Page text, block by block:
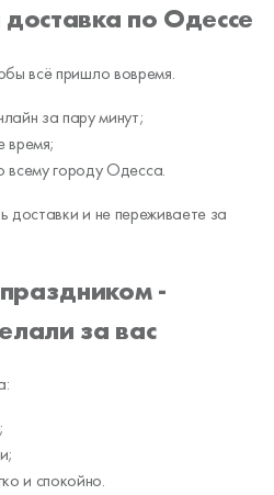
по Одессе
всё пришло вовремя.
за пару минут;
время;
городу Одесса.
доставки и не переживаете за
-
за вас
и спокойно.